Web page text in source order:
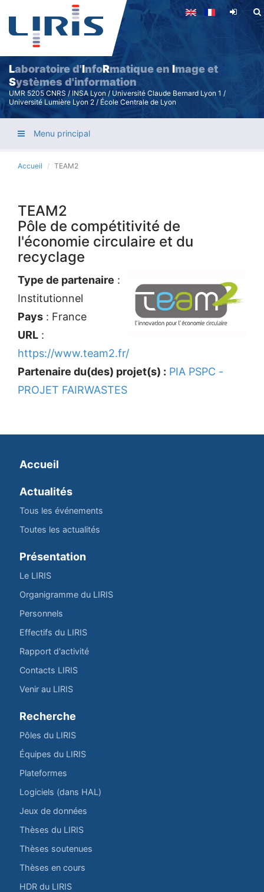
Aller
principal
Laboratoire d'InfoRmatique en Image et
Systèmes d'information
UMR 5205 CNRS / INSA Lyon / Université Claude Bernard Lyon 1 /
Université Lumière Lyon 2 / École Centrale de Lyon
Menu principal
Accueil TEAM2
TEAM2
Pôle de compétitivité de
l'économie circulaire et du
recyclage
Type de partenaire :
Institutionnel
Pays : France
URL :
https://www.team2.fr/
Partenaire du(des) projet(s) : PIA PSPC -
PROJET FAIRWASTES
Accueil
Actualités
Tous les événements
Toutes les actualités
Présentation
Le LIRIS
Organigramme du LIRIS
Personnels
Effectifs du LIRIS
Rapport d'activité
Contacts LIRIS
Venir au LIRIS
Recherche
Pôles du LIRIS
Équipes du LIRIS
Plateformes
Logiciels (dans HAL)
Jeux de données
Thèses du LIRIS
Thèses soutenues
Thèses en cours
HDR du LIRIS